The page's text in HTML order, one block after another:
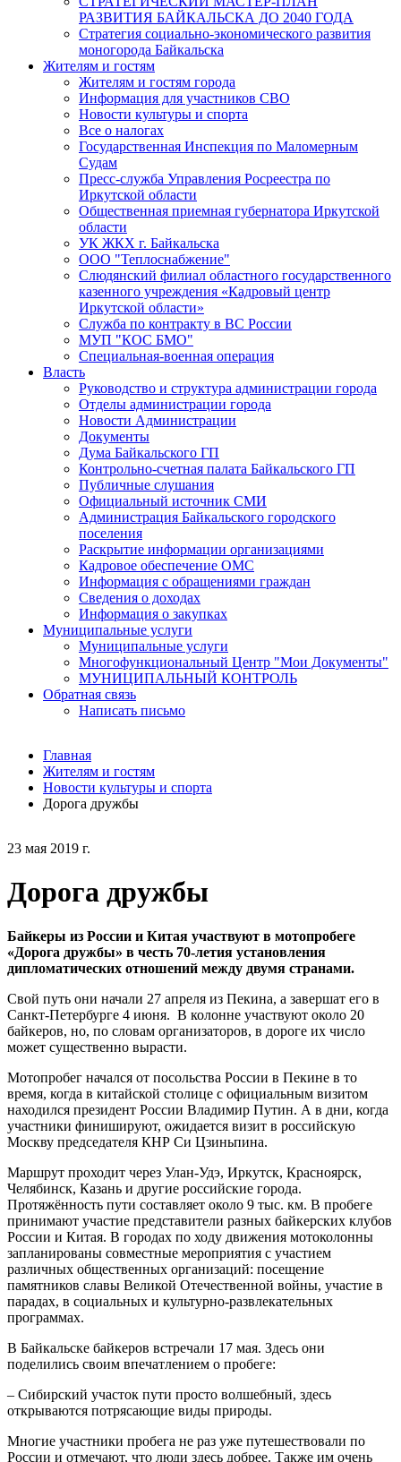
23 мая 2019 г.
Дорога дружбы
Байкеры из России и Китая участвуют в мотопробеге
«Дорога дружбы» в честь 70-летия установления
дипломатических отношений между двумя странами.
Свой путь они начали 27 апреля из Пекина, а завершат его в
Санкт-Петербурге 4 июня. В колонне участвуют около 20
байкеров, но, по словам организаторов, в дороге их число
может существенно вырасти.
Мотопробег начался от посольства России в Пекине в то
время, когда в китайской столице с официальным визитом
находился президент России Владимир Путин. А в дни, когда
участники финишируют, ожидается визит в российскую
Москву председателя КНР Си Цзиньпина.
Маршрут проходит через Улан-Удэ, Иркутск, Красноярск,
Челябинск, Казань и другие российские города.
Протяжённость пути составляет около 9 тыс. км. В пробеге
принимают участие представители разных байкерских клубов
России и Китая. В городах по ходу движения мотоколонны
запланированы совместные мероприятия с участием
различных общественных организаций: посещение
памятников славы Великой Отечественной войны, участие в
парадах, в социальных и культурно-развлекательных
программах.
В Байкальске байкеров встречали 17 мая. Здесь они
поделились своим впечатлением о пробеге:
– Сибирский участок пути просто волшебный, здесь
открываются потрясающие виды природы.
Многие участники пробега не раз уже путешествовали по
России и отмечают, что люди здесь добрее. Также им очень
РАЗВИТИЯ БАЙКАЛЬСКА ДО 2040 ГОДА
Стратегия социально-экономического развития
моногорода Байкальска
Жителям и гостям
Жителям и гостям города
Информация для участников СВО
Новости культуры и спорта
Все о налогах
Государственная Инспекция по Маломерным
Судам
Пресс-служба Управления Росреестра по
Иркутской области
Общественная приемная губернатора Иркутской
области
УК ЖКХ г. Байкальска
ООО "Теплоснабжение"
Слюдянский филиал областного государственного
казенного учреждения «Кадровый центр
Иркутской области»
Служба по контракту в ВС России
МУП "КОС БМО"
Специальная-военная операция
Власть
Руководство и структура администрации города
Отделы администрации города
Новости Администрации
Документы
Дума Байкальского ГП
Контрольно-счетная палата Байкальского ГП
Публичные слушания
Официальный источник СМИ
Администрация Байкальского городского
поселения
Раскрытие информации организациями
Кадровое обеспечение ОМС
Информация с обращениями граждан
Сведения о доходах
Информация о закупках
Муниципальные услуги
Муниципальные услуги
Многофункциональный Центр "Мои Документы"
МУНИЦИПАЛЬНЫЙ КОНТРОЛЬ
Обратная связь
Написать письмо
Главная
Жителям и гостям
Новости культуры и спорта
Дорога дружбы